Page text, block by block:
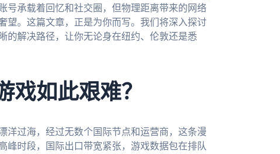
号承载着回忆和社交圈，但物理距离带来的网络
望。这篇文章，正是为你而写。我们将深入探讨
的解决路径，让你无论身在纽约、伦敦还是悉
戏如此艰难？
洋过海，经过无数个国际节点和运营商，这条漫
峰时段，国际出口带宽紧张，游戏数据包在排队